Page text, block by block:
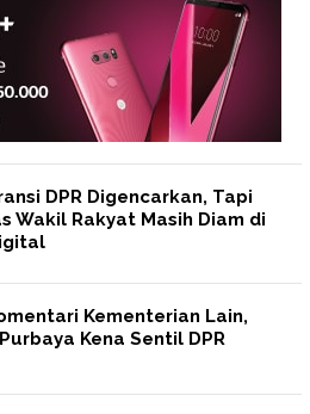
DPR Digencarkan, Tapi
Wakil Rakyat Masih Diam di
Kementerian Lain,
Kena Sentil DPR